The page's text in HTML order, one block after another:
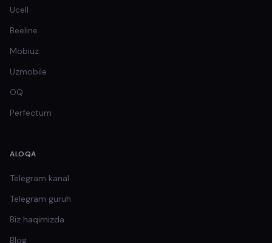
Ucell
Beeline
Mobiuz
Uzmobile
OQ
Perfectum
ALOQA
Telegram kanal
Telegram guruh
Biz haqimizda
Blog